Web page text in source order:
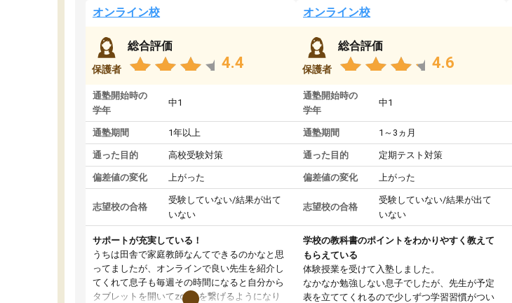
オンライン校
保護者
総合評価
4.4
通塾開始時の
学年
中1
通塾期間 1年以上
通った目的 高校受験対策
偏差値の変化 上がった
志望校の合格
受験していない/結果が出て
いない
サポートが充実している！
うちは田舎で家庭教師なんてできるのかなと思
ってましたが、オンラインで良い先生を紹介し
てくれて息子も毎週その時間になると自分から
タブレットを開いてzoomを繋げるようになり
オンライン校
保護者
総合評価
4.6
通塾開始時の
学年
中1
通塾期間 1～3ヵ月
通った目的 定期テスト対策
偏差値の変化 上がった
志望校の合格
受験していない/結果が出て
いない
学校の教科書のポイントをわかりやすく教えて
もらえている
体験授業を受けて入塾しました。
なかなか勉強しない息子でしたが、先生が予定
表を立ててくれるので少しずつ学習習慣がつい